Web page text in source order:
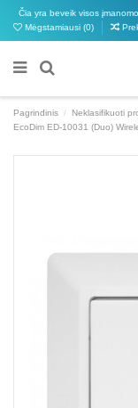
Čia yra beveik visos
Mėgstamiausi (0)
Pagrindinis Neklasifikuoti
EcoDim ED-10031 (Duo)